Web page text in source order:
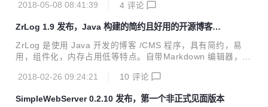
上。 v1.5以后版本可通过后台管理提供系统更新直接进行升
代码代码行数约5000行。不算多，静下来看半天后，基本就
能看清全貌了，数据库8张表，依赖的jar仅18个。打成war
后，仅7m 不简单 涉及的功能能完全胜任一个写博客人的需求
持，在线更新升级，数据库备份，图片云存储，全站静态资源
2018-05-08 08:41:39 4 评论
ZrLog 1.9 发布，Java 构建的简约且好用的开源博客程
序
ZrLog 是使用 Java 开发的博客 /CMS 程序，具有简约，易
用，组件化，内存占用低等特点。自带Markdown 编辑器，让
用上。 v1.5 以后版本可通过后台管理提供系统更新直接进行
ava源代码代码行数约5000行。不算多，静下来看半天后，基
2018-02-26 09:24:21 10 评论
SimpleWebServer 0.2.10 发布，第一个非正式见面版本